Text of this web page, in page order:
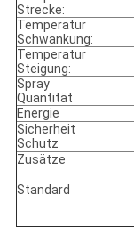
Strecke:
Temperatur
Schwankung:
Temperatur
Steigung:
Spray
Quantität
Energie
Sicherheit
Schutz
Zusätze
Standard